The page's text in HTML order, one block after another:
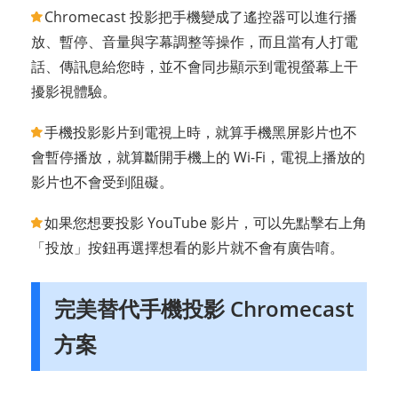
Chromecast 投影把手機變成了遙控器可以進行播
放、暫停、音量與字幕調整等操作，而且當有人打電
話、傳訊息給您時，並不會同步顯示到電視螢幕上干
擾影視體驗。
手機投影影片到電視上時，就算手機黑屏影片也不
會暫停播放，就算斷開手機上的 Wi-Fi，電視上播放的
影片也不會受到阻礙。
如果您想要投影 YouTube 影片，可以先點擊右上角
「投放」按鈕再選擇想看的影片就不會有廣告唷。
完美替代手機投影 Chromecast
方案